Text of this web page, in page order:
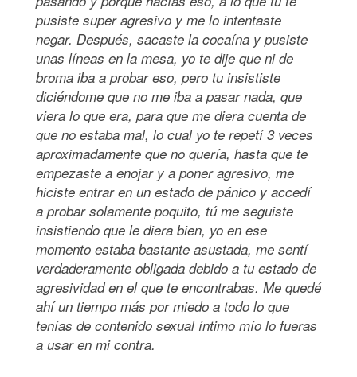
pusiste super agresivo y me lo intentaste
negar. Después, sacaste la cocaína y pusiste
unas líneas en la mesa, yo te dije que ni de
broma iba a probar eso, pero tu insististe
diciéndome que no me iba a pasar nada, que
viera lo que era, para que me diera cuenta de
que no estaba mal, lo cual yo te repetí 3 veces
aproximadamente que no quería, hasta que te
empezaste a enojar y a poner agresivo, me
hiciste entrar en un estado de pánico y accedí
a probar solamente poquito, tú me seguiste
insistiendo que le diera bien, yo en ese
momento estaba bastante asustada, me sentí
verdaderamente obligada debido a tu estado de
agresividad en el que te encontrabas. Me quedé
ahí un tiempo más por miedo a todo lo que
tenías de contenido sexual íntimo mío lo fueras
a usar en mi contra.